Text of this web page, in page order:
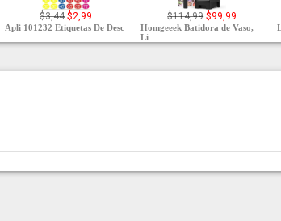
$3,44 $2,99
Apli 101232 Etiquetas De Desc
$114,99 $99,99
Homgeeek Batidora de Vaso,
Li